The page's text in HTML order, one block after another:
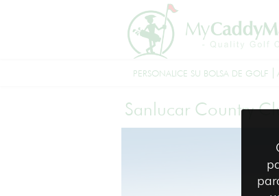
PERSONALICE SU BOLSA DE GOLF
Sanlucar Country